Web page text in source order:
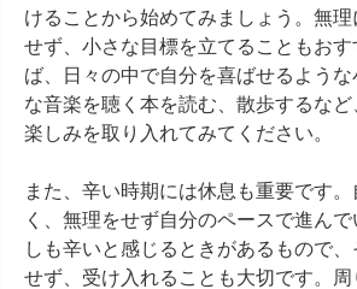
けることから始めてみましょう。無理
せず、小さな目標を立てることもおす
ば、日々の中で自分を喜ばせるような
な音楽を聴く本を読む、散歩するな
楽しみを取り入れてみてください。
また、辛い時期には休息も重要です
く、無理をせず自分のペースで進ん
しも辛いと感じるときがあるもので
せず、受け入れることも大切です。